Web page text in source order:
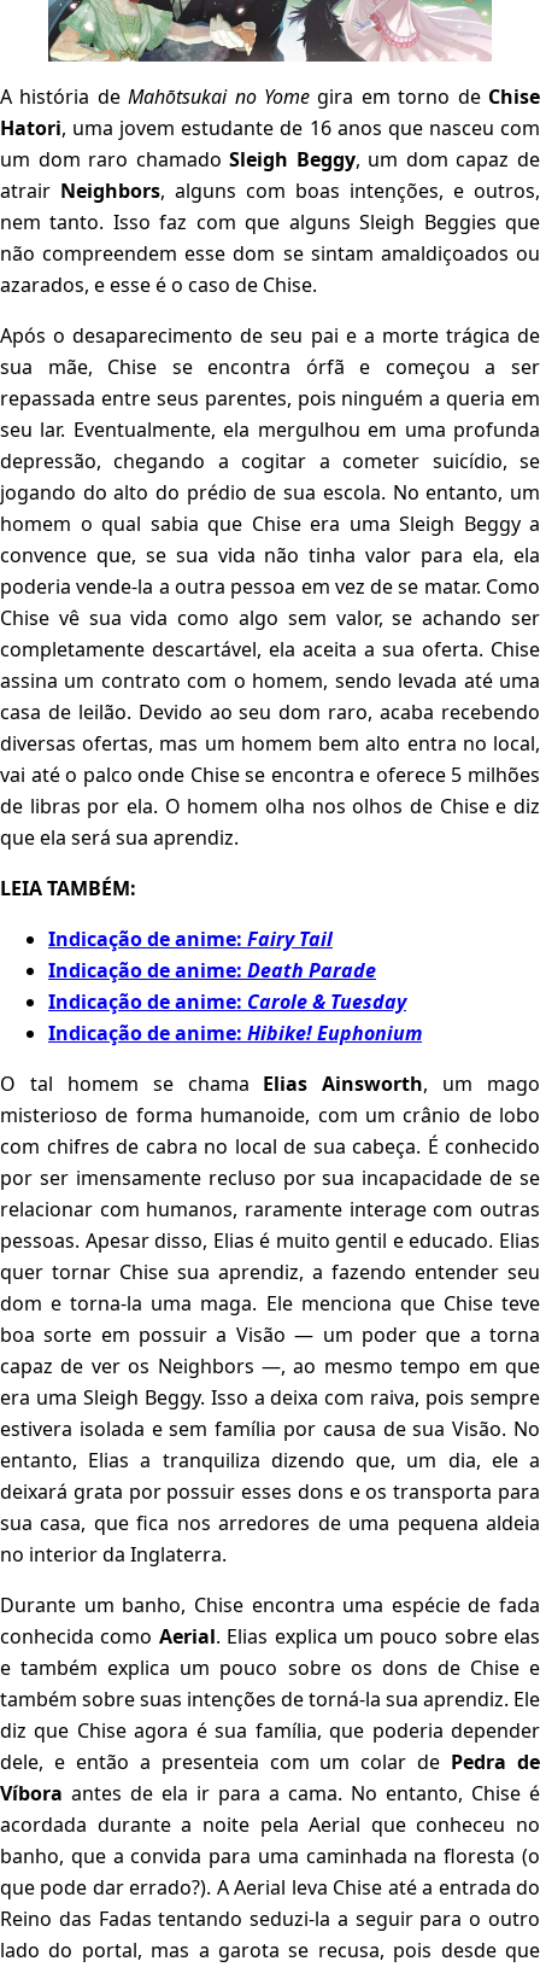
A história deMahōtsukai no Yome gira em torno de Chise
Hatori, uma jovem estudante de 16 anos que nasceu com
um dom raro chamadoSleigh Beggy, um dom capaz de
atrair Neighbors, alguns com boas intenções, e outros,
nem tanto. Isso faz com que alguns Sleigh Beggies que
não compreendem esse dom se sintam amaldiçoados ou
azarados, e esse é o caso de Chise.
Após o desaparecimento de seu pai e a morte trágica de
sua mãe, Chise se encontra órfã e começou a ser
repassada entre seus parentes, pois ninguém a queria em
seu lar. Eventualmente, ela mergulhou em uma profunda
depressão, chegando a cogitar a cometer suicídio, se
jogando do alto do prédio de sua escola. No entanto, um
homem o qual sabia que Chise era uma Sleigh Beggy a
convence que, se sua vida não tinha valor para ela, ela
poderia vende-la a outra pessoa em vez de se matar. Como
Chise vê sua vida como algo sem valor, se achando ser
completamente descartável, ela aceita a sua oferta. Chise
assina um contrato com o homem, sendo levada até uma
casa de leilão. Devido ao seu dom raro, acaba recebendo
diversas ofertas, mas um homem bem alto entra no local,
vai até o palco onde Chise se encontra e oferece 5 milhões
de libras por ela. O homem olha nos olhos de Chise e diz
que ela será sua aprendiz.
LEIA TAMBÉM:
Indicação de anime: Fairy Tail
Indicação de anime: Death Parade
Indicação de anime: Carole & Tuesday
Indicação de anime: Hibike! Euphonium
O tal homem se chama Elias Ainsworth, um mago
misterioso de forma humanoide, com um crânio de lobo
com chifres de cabra no local de sua cabeça. É conhecido
por ser imensamente recluso por sua incapacidade de se
relacionar com humanos, raramente interage com outras
pessoas. Apesar disso, Elias é muito gentil e educado. Elias
quer tornar Chise sua aprendiz, a fazendo entender seu
dom e torna-la uma maga. Ele menciona que Chise teve
boa sorte em possuir a Visão — um poder que a torna
capaz de ver os Neighbors —, ao mesmo tempo em que
era uma Sleigh Beggy. Isso a deixa com raiva, pois sempre
estivera isolada e sem família por causa de sua Visão. No
entanto, Elias a tranquiliza dizendo que, um dia, ele a
deixará grata por possuir esses dons e os transporta para
sua casa, que fica nos arredores de uma pequena aldeia
no interior da Inglaterra.
Durante um banho, Chise encontra uma espécie de fada
conhecida como Aerial. Elias explica um pouco sobre elas
e também explica um pouco sobre os dons de Chise e
também sobre suas intenções de torná-la sua aprendiz. Ele
diz que Chise agora é sua família, que poderia depender
dele, e então a presenteia com um colar de Pedra de
Víbora antes de ela ir para a cama. No entanto, Chise é
acordada durante a noite pela Aerial que conheceu no
banho, que a convida para uma caminhada na floresta (o
que pode dar errado?). A Aerial leva Chise até a entrada do
Reino das Fadas tentando seduzi-la a seguir para o outro
lado do portal, mas a garota se recusa, pois desde que